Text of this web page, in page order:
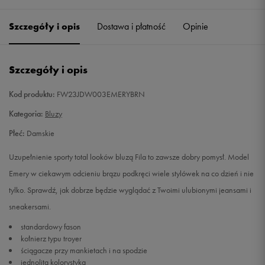
S Powiadom o dostępności
Szczegóły i opis Dostawa i płatność Opinie
Szczegóły i opis
Kod produktu: FW23JDW003EMERYBRN
Kategoria: Bluzy
Płeć: Damskie
Uzupełnienie sporty total looków bluzą Fila to zawsze dobry pomysł. Model
Emery w ciekawym odcieniu brązu podkręci wiele stylówek na co dzień i nie
tylko. Sprawdź, jak dobrze będzie wyglądać z Twoimi ulubionymi jeansami i
sneakersami.
standardowy fason
kołnierz typu troyer
ściągacze przy mankietach i na spodzie
jednolita kolorystyka